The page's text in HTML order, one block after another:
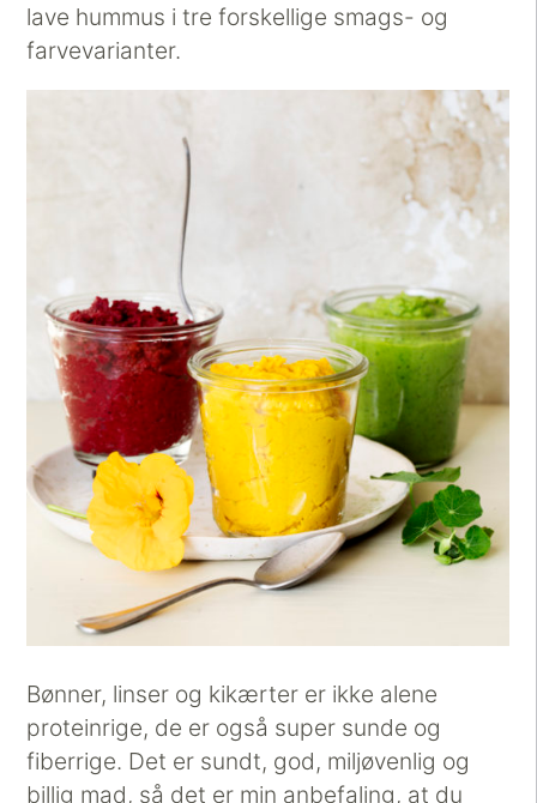
lave hummus i tre forskellige smags- og
farvevarianter.
Bønner, linser og kikærter er ikke alene
proteinrige, de er også super sunde og
fiberrige. Det er sundt, god, miljøvenlig og
billig mad, så det er min anbefaling, at du